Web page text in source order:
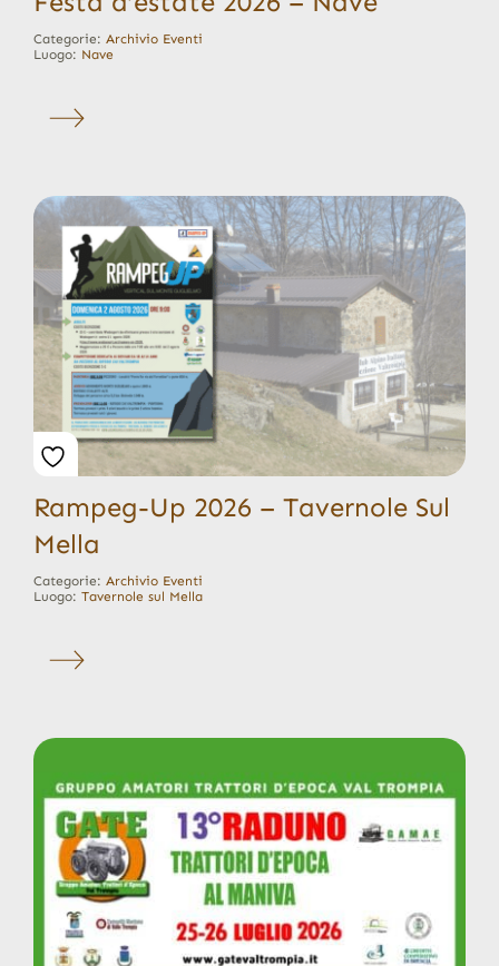
Categorie: Archivio Eventi
Luogo: Nave
Rampeg-Up 2026 – Tavernole Sul
Mella
Categorie: Archivio Eventi
Luogo: Tavernole sul Mella